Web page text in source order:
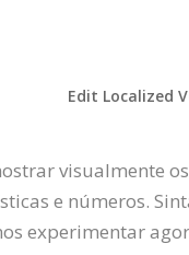
Edit Localized
visualmente
e números.
experimentar